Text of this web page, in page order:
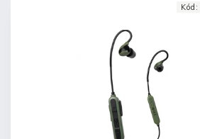
Kód: